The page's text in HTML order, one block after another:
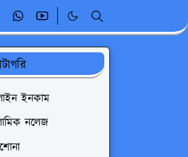
ইনকাম
নলেজ